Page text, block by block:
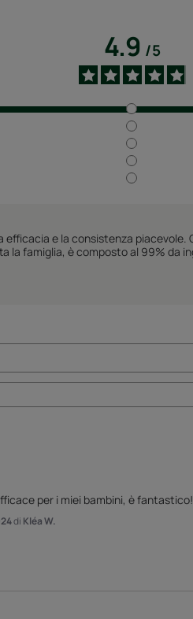
4.9/5
e la consistenza
la famiglia, è composto al 99% da
per i miei bambini, è fantastico!
di Kléa W.